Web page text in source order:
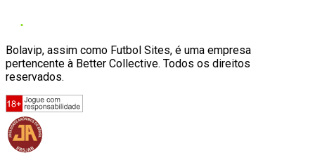
Bolavip, assim como Futbol Sites, é uma empresa
pertencente à Better Collective. Todos os direitos
reservados.